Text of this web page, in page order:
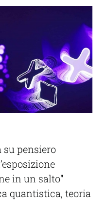
su pensiero
in un salto"
quantistica, teoria